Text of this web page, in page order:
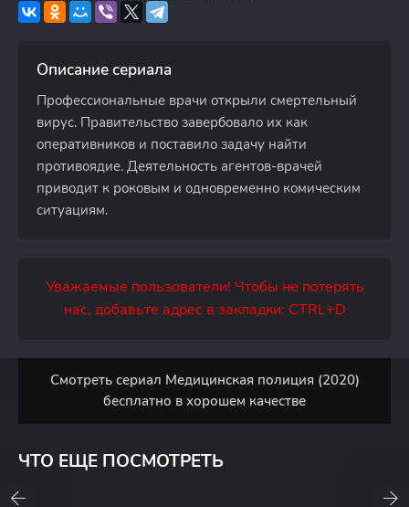
Описание сериала
Профессиональные врачи открыли смертельный
вирус. Правительство завербовало их как
оперативников и поставило задачу найти
противоядие. Деятельность агентов-врачей
приводит к роковым и одновременно комическим
ситуациям.
Уважаемые пользователи! Чтобы не потерять
нас, добавьте адрес в закладки: CTRL+D
Смотреть сериал Медицинская полиция (2020)
бесплатно в хорошем качестве
ЧТО ЕЩЕ ПОСМОТРЕТЬ